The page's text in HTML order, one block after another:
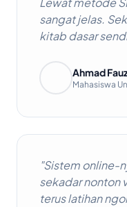
sangat jelas.
kitab dasar
Ahmad
Mahasiswa
"Sistem online-
sekadar nonton
terus latihan